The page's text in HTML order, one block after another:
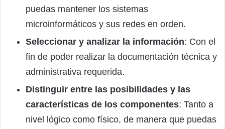
puedas mantener los sistemas
microinformáticos y sus redes en orden.
Seleccionar y analizar la información: Con el
fin de poder realizar la documentación técnica y
administrativa requerida.
Distinguir entre las posibilidades y las
características de los componentes: Tanto a
nivel lógico como físico, de manera que puedas